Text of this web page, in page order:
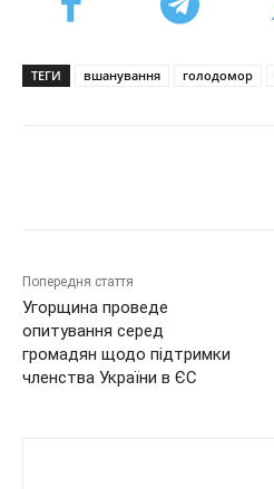
ТЕГИ вшанування голодомор
Попередня стаття
Угорщина проведе
опитування серед
громадян щодо підтримки
членства України в ЄС